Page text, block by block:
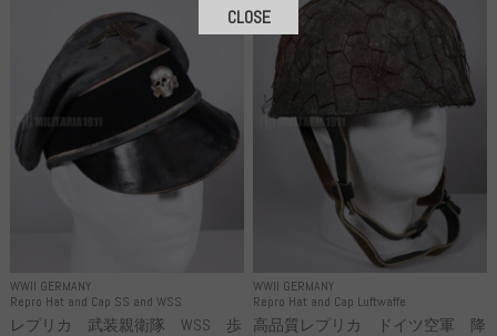
WWII GERMANY
Repro Hat and Cap SS and WSS
レプリカ 武装親衛隊 WSS 歩
WWII GERMANY
Repro Hat and Cap Luftwaffe
高品質レプリカ ドイツ空軍 降
CLOSE